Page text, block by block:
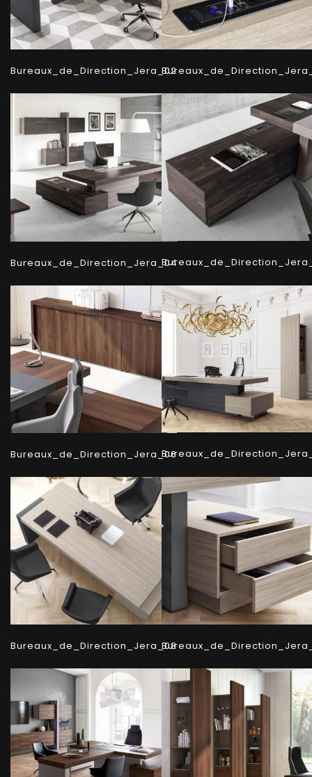
Bureaux_de_Direction_Jera_02
Bureaux_de_Direction_Jera_04
Bureaux_de_Direction_Jera_06
Bureaux_de_Direction_Jera_08